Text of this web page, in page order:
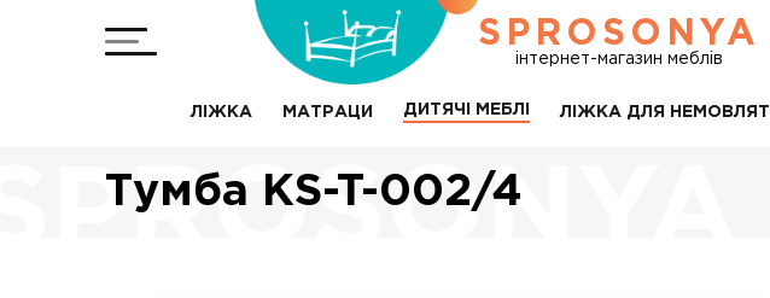
SPROSONYA
інтернет-магазин меблів
ЛІЖКА МАТРАЦИ ДИТЯЧІ МЕБЛІ ЛІЖКА ДЛЯ НЕМОВЛЯТ
Тумба KS-T-002/4